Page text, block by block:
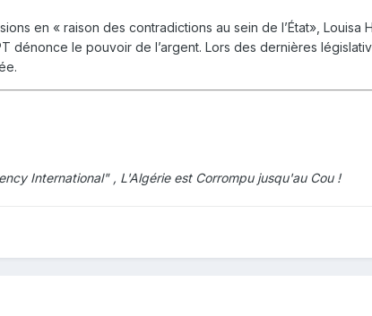
en « raison des contradictions au sein de l’État», Louisa
dénonce le pouvoir de l’argent. Lors des dernières
International" , L'Algérie est Corrompu jusqu'au Cou !